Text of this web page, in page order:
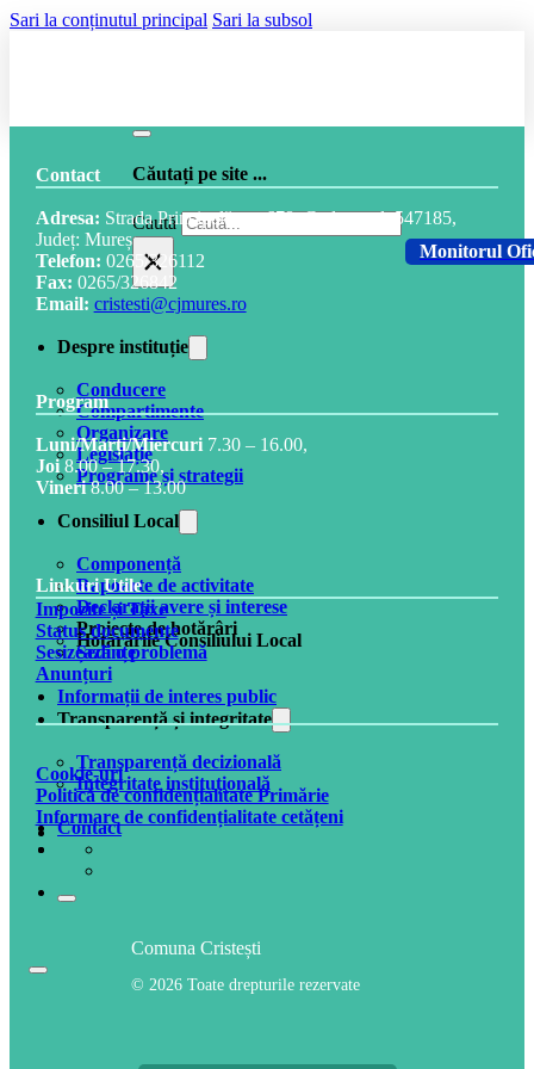
Sari la conținutul principal Sari la subsol
Căutați pe site ...
Caută
×
Despre instituție
Conducere
Compartimente
Organizare
Legislație
Programe și strategii
Consiliul Local
Componență
Rapoarte de activitate
Declarații avere și interese
Proiecte de hotărâri
Hotărârile Consiliului Local
Ședințe
Informații de interes public
Transparență și integritate
Transparență decizională
Integritate instituțională
Contact
Monitorul
Contact
Adresa: Strada Principală, nr. 678, Cod postal: 547185,
Județ: Mureș
Telefon: 0265/326112
Fax: 0265/326842
Email: cristesti@cjmures.ro
Program
Luni/Marți/Miercuri7.30 – 16.00,
Joi8.00 – 17.30,
Vineri8.00 – 13.00
Linkuri Utile
Impozite și Taxe
Status documente
Sesizează o problemă
Anunțuri
Comuna Cristești
© 2026 Toate drepturile rezervate
Cookie-uri
Politică de confidențialitate Primărie
Informare de confidențialitate cetățeni